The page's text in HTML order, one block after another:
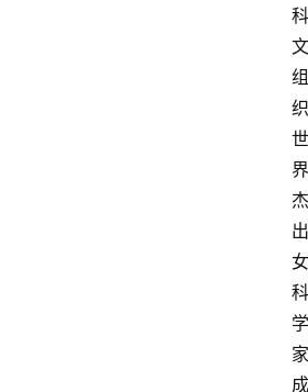
科
文
组
织
世
界
杰
出
女
科
学
家
成